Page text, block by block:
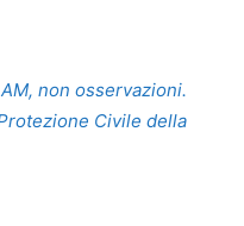
non osservazioni.
Civile della